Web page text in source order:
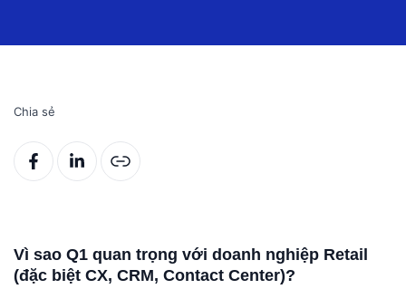
Chia sẻ
Vì sao Q1 quan trọng với doanh nghiệp Retail
(đặc biệt CX, CRM, Contact Center)?